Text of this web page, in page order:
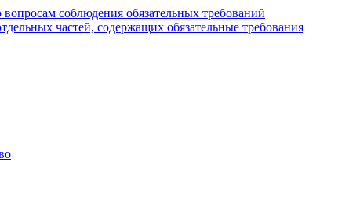
соблюдения обязательных требований
частей, содержащих обязательные требования